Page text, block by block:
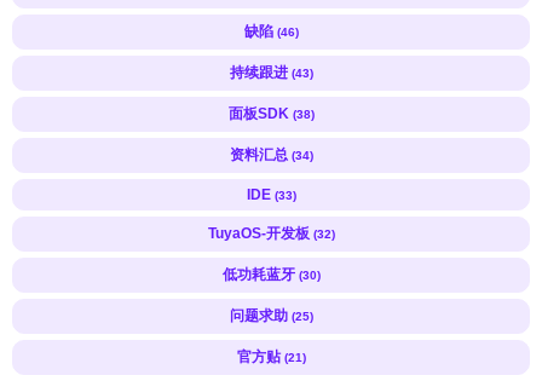
缺陷 (46)
持续跟进 (43)
面板SDK (38)
资料汇总 (34)
IDE (33)
TuyaOS-开发板 (32)
低功耗蓝牙 (30)
问题求助 (25)
官方贴 (21)